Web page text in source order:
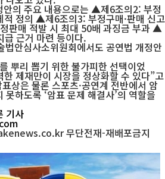
안의 주요 내용으로는 ▲제6조의2: 부정
적 정의 ▲제6조의3: 부정구매·판매 신고
판매 적발 시 최대 50배 과징금 부과 ▲
근거 마련 등이다.
안심사소위원회에서도 공연법 개정안
뿌리 뽑기 위한 불가피한 선택이었
제재만이 시장을 정상화할 수 있다”고
상은 물론 스포츠·공연계 전반에서 암
하도록 ‘암표 문제 해결사’의 역할을
기사
무단전재-재배포금지